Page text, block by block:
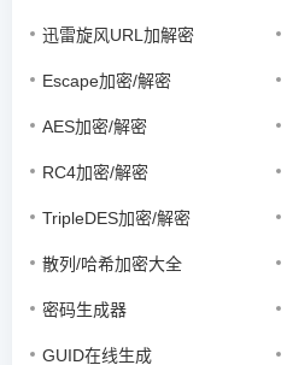
迅雷旋风URL加解密
Escape加密/解密
AES加密/解密
RC4加密/解密
TripleDES加密/解密
散列/哈希加密大全
密码生成器
GUID在线生成